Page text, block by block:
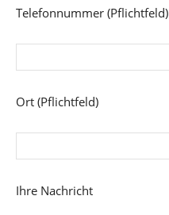
Telefonnummer (Pflichtfeld)
Ort (Pflichtfeld)
Ihre Nachricht